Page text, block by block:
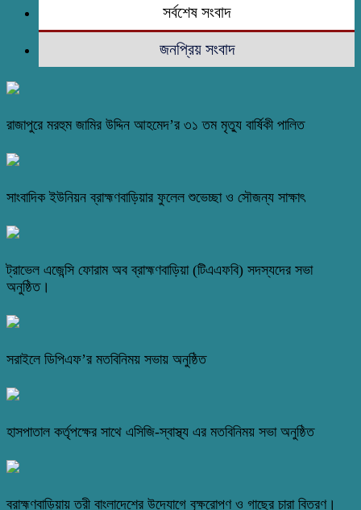
সর্বশেষ সংবাদ
জনপ্রিয় সংবাদ
রাজাপুরে মরহুম জামির উদ্দিন আহমেদ’র ৩১ তম মৃত্যু বার্ষিকী পালিত
সাংবাদিক ইউনিয়ন ব্রাহ্মণবাড়িয়ার ফুলেল শুভেচ্ছা ও সৌজন্য সাক্ষাৎ
ট্রাভেল এজেন্সি ফোরাম অব ব্রাহ্মণবাড়িয়া (টিএএফবি) সদস্যদের সভা
অনুষ্ঠিত।
সরাইলে ডিপিএফ’র মতবিনিময় সভায় অনুষ্ঠিত
হাসপাতাল কর্তৃপক্ষের সাথে এসিজি-স্বাস্থ্য এর মতবিনিময় সভা অনুষ্ঠিত
ব্রাহ্মণবাড়িয়ায় তরী বাংলাদেশের উদ্যোগে বৃক্ষরোপণ ও গাছের চারা বিতরণ।